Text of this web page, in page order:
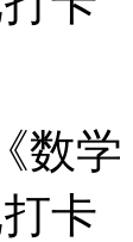
数
卡